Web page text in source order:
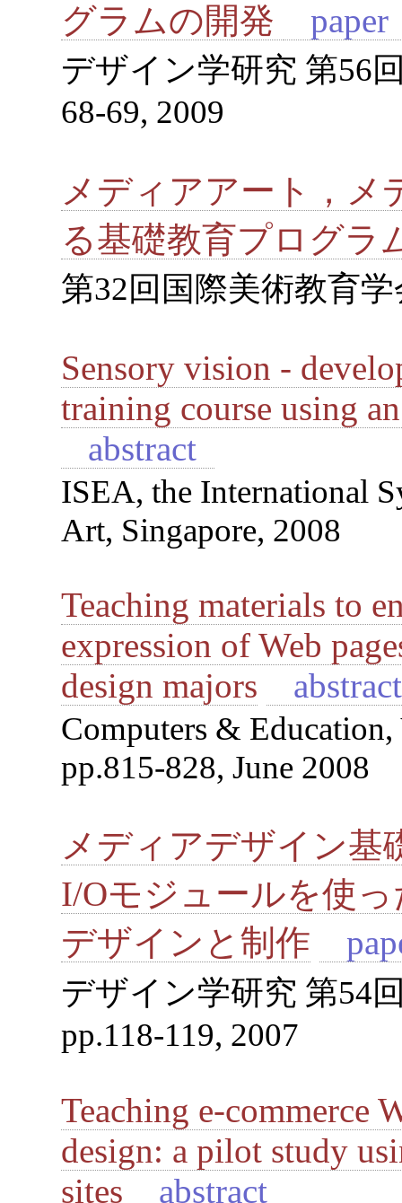
グラムの開発
デザイン学研究 第56
68-69, 2009
メディアアート，メ
る基礎教育プログラ
第32回国際美術教育
Sensory vision -
training course using
abstract
ISEA, the International
Art, Singapore, 2008
Teaching materials to
expression of Web
design majors
Computers & Education,
pp.815-828, June 2008
メディアデザイン基
I/Oモジュールを使
デザインと制作
デザイン学研究 第54
pp.118-119, 2007
Teaching e-commerce
design: a pilot study
sites
abstract